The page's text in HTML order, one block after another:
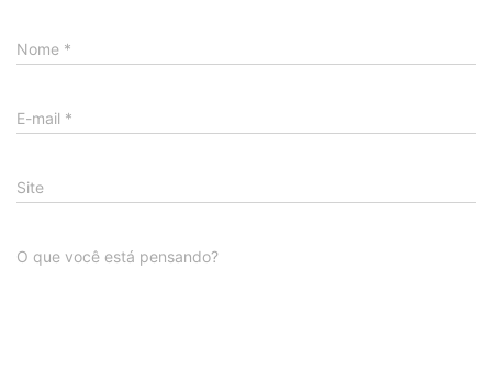
Nome *
E-mail *
Site
O que você está pensando?